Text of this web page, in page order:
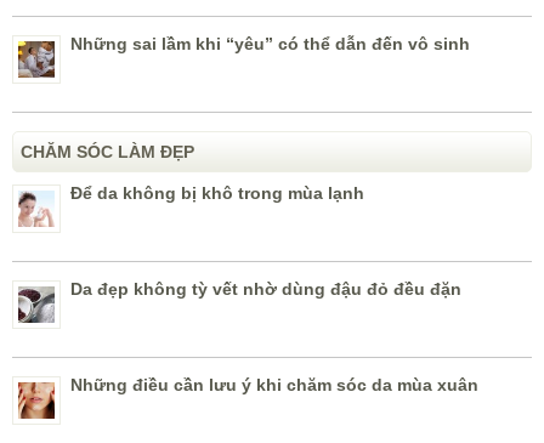
Những sai lầm khi “yêu” có thể dẫn đến vô sinh
CHĂM SÓC LÀM ĐẸP
Để da không bị khô trong mùa lạnh
Da đẹp không tỳ vết nhờ dùng đậu đỏ đều đặn
Những điều cần lưu ý khi chăm sóc da mùa xuân